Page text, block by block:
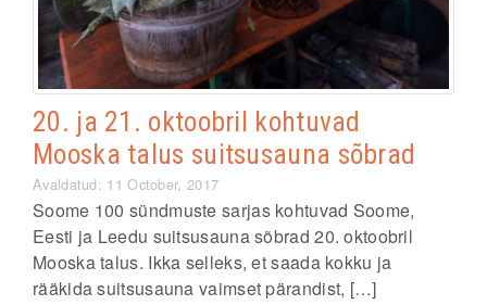
20. ja 21. oktoobril kohtuvad
Mooska talus suitsusauna sõbrad
Avaldatud: 11 October, 2017
Soome 100 sündmuste sarjas kohtuvad Soome,
Eesti ja Leedu suitsusauna sõbrad 20. oktoobril
Mooska talus. Ikka selleks, et saada kokku ja
rääkida suitsusauna vaimset pärandist, […]